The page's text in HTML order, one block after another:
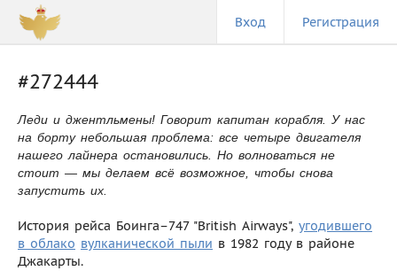
Вход Регистрация
#272444
Леди и джентльмены! Говорит капитан корабля. У нас
на борту небольшая проблема: все четыре двигателя
нашего лайнера остановились. Но волноваться не
стоит — мы делаем всё возможное, чтобы снова
запустить их.
История рейса Боинга–747 "British Airways", угодившего
в облако вулканической пыли в 1982 году в районе
Джакарты.